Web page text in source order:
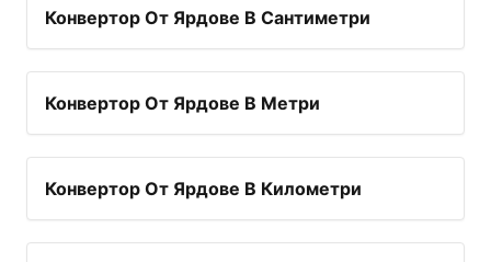
Конвертор От Ярдове В Сантиметри
Конвертор От Ярдове В Метри
Конвертор От Ярдове В Километри